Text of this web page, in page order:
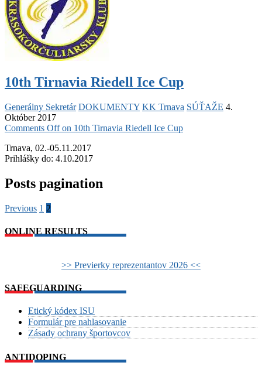
10th Tirnavia Riedell Ice Cup
Generálny Sekretár DOKUMENTY KK Trnava SÚŤAŽE 4.
Október 2017
Comments Offon 10th Tirnavia Riedell Ice Cup
Trnava, 02.-05.11.2017
Prihlášky do: 4.10.2017
Posts pagination
Previous 1 2
ONLINE RESULTS
>> Previerky reprezentantov 2026 <<
SAFEGUARDING
Etický kódex ISU
Formulár pre nahlasovanie
Zásady ochrany športovcov
ANTIDOPING